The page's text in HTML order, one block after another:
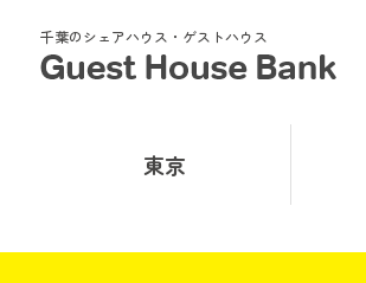
千葉のシェアハウス・ゲストハウス
東京